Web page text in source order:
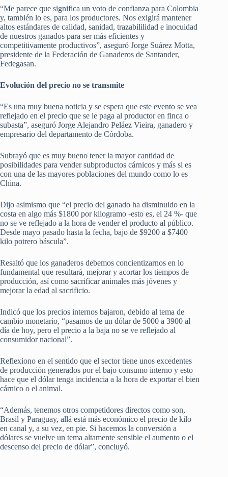
“Me parece que significa un voto de confianza para Colombia
y, también lo es, para los productores. Nos exigirá mantener
altos estándares de calidad, sanidad, trazabililidad e inocuidad
de nuestros ganados para ser más eficientes y
competitivamente productivos”, aseguró Jorge Suárez Motta,
presidente de la Federación de Ganaderos de Santander,
Fedegasan.
Evolución del precio no se transmite
“Es una muy buena noticia y se espera que este evento se vea
reflejado en el precio que se le paga al productor en finca o
subasta”, aseguró Jorge Alejandro Peláez Vieira, ganadero y
empresario del departamento de Córdoba.
Subrayó que es muy bueno tener la mayor cantidad de
posibilidades para vender subproductos cárnicos y más si es
con una de las mayores poblaciones del mundo como lo es
China.
Dijo asimismo que “el precio del ganado ha disminuido en la
costa en algo más $1800 por kilogramo -esto es, el 24 %- que
no se ve reflejado a la hora de vender el producto al público.
Desde mayo pasado hasta la fecha, bajo de $9200 a $7400
kilo potrero báscula”.
Resaltó que los ganaderos debemos concientizarnos en lo
fundamental que resultará, mejorar y acortar los tiempos de
producción, así como sacrificar animales más jóvenes y
mejorar la edad al sacrificio.
Indicó que los precios internos bajaron, debido al tema de
cambio monetario, “pasamos de un dólar de 5000 a 3900 al
día de hoy, pero el precio a la baja no se ve reflejado al
consumidor nacional”.
Reflexiono en el sentido que el sector tiene unos excedentes
de producción generados por el bajo consumo interno y esto
hace que el dólar tenga incidencia a la hora de exportar el bien
cárnico o el animal.
“Además, tenemos otros competidores directos como son,
Brasil y Paraguay, allá está más económico el precio de kilo
en canal y, a su vez, en pie. Si hacemos la conversión a
dólares se vuelve un tema altamente sensible el aumento o el
descenso del precio de dólar”, concluyó.